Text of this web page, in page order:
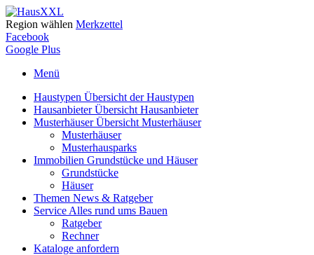
Region wählen Merkzettel
Facebook
Google Plus
Menü
Haustypen Übersicht der Haustypen
HausanbieterÜbersicht Hausanbieter
MusterhäuserÜbersicht Musterhäuser
Musterhäuser
Musterhausparks
Immobilien Grundstücke und Häuser
Grundstücke
Häuser
Themen News & Ratgeber
Service Alles rund ums Bauen
Ratgeber
Rechner
Kataloge anfordern